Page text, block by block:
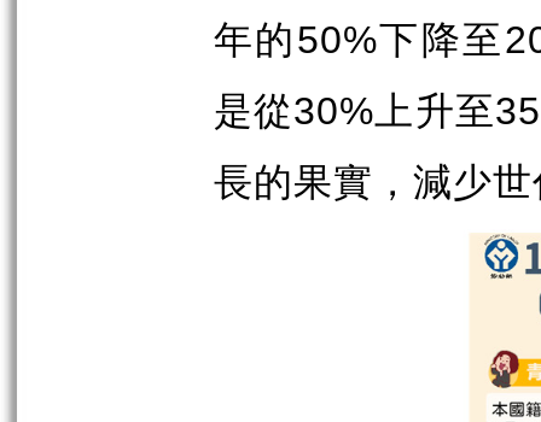
年的50%下降至
是從30%上升至
長的果實，減少